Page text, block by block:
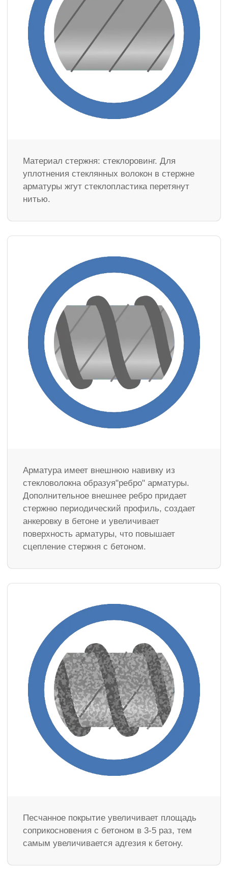
Материал стержня: стеклоровинг. Для
уплотнения стеклянных волокон в стержне
арматуры жгут стеклопластика перетянут
нитью.
Арматура имеет внешнюю навивку из
стекловолокна образуя"ребро" арматуры.
Дополнительное внешнее ребро придает
стержню периодический профиль, создает
анкеровку в бетоне и увеличивает
поверхность арматуры, что повышает
сцепление стержня с бетоном.
Песчанное покрытие увеличивает площадь
соприкосновения с бетоном в 3-5 раз, тем
самым увеличивается адгезия к бетону.